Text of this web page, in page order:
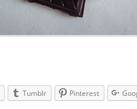
Tumblr Pinterest